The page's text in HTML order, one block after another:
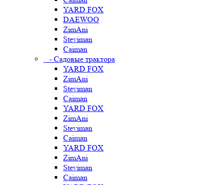
YARD FOX
DAEWOO
ZimAni
Steviman
Caiman
- Садовые трактора
YARD FOX
ZimAni
Steviman
Caiman
YARD FOX
ZimAni
Steviman
Caiman
YARD FOX
ZimAni
Steviman
Caiman